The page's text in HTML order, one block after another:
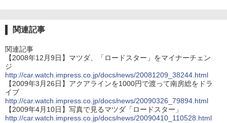
関連記事
関連記事
【2008年12月9日】マツダ、「ロードスター」をマイナーチェン
ジ
http://car.watch.impress.co.jp/docs/news/20081209_38244.html
【2009年3月26日】アクアラインを1000円で渡って南房総をドラ
イブ
http://car.watch.impress.co.jp/docs/news/20090326_79894.html
【2009年4月10日】写真で見るマツダ「ロードスター」
http://car.watch.impress.co.jp/docs/news/20090410_110528.html